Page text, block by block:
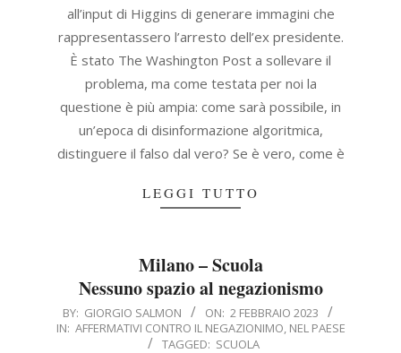
all’input di Higgins di generare immagini che
rappresentassero l’arresto dell’ex presidente.
È stato The Washington Post a sollevare il
problema, ma come testata per noi la
questione è più ampia: come sarà possibile, in
un’epoca di disinformazione algoritmica,
distinguere il falso dal vero? Se è vero, come è
LEGGI TUTTO
Milano – Scuola
Nessuno spazio al negazionismo
2023-
02-
BY: GIORGIO SALMON ON: 2 FEBBRAIO 2023
IN: AFFERMATIVI CONTRO IL NEGAZIONIMO, NEL PAESE
TAGGED: SCUOLA